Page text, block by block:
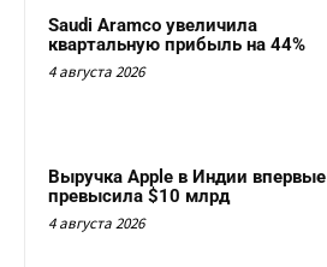
Saudi Aramco увеличила
квартальную прибыль на 44%
4 августа 2026
Выручка Apple в Индии впервые
превысила $10 млрд
4 августа 2026